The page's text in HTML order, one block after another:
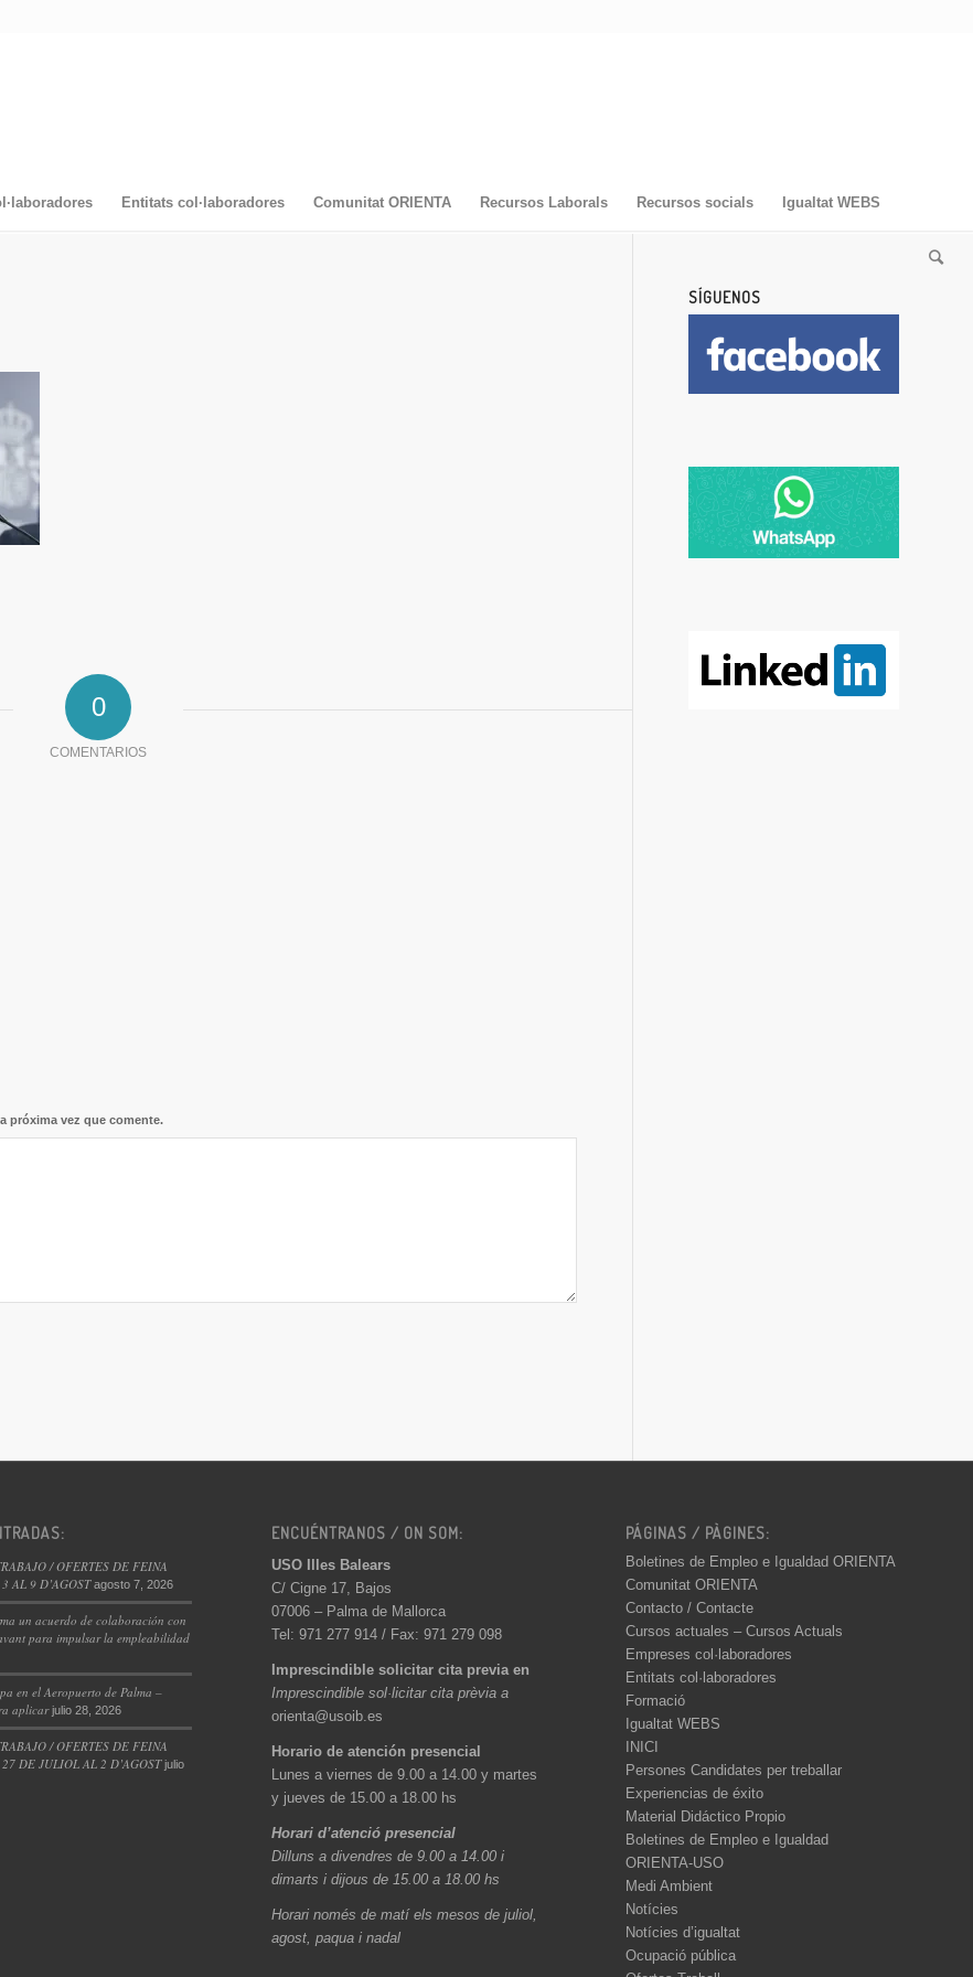
Entitats col·laboradores Comunitat ORIENTA Recursos Laborals Recursos socials Igualtat WEBS
0
COMENTARIOS
próxima vez que comente.
SÍGUENOS
/ OFERTES DE FEINA
AL 9 D’AGOST agosto 7, 2026
un acuerdo de colaboración con
para impulsar la empleabilidad
en el Aeropuerto de Palma –
aplicar julio 28, 2026
/ OFERTES DE FEINA
DE JULIOL AL 2 D’AGOST julio
ENCUÉNTRANOS / ON SOM:
USO Illes Balears
C/ Cigne 17, Bajos
07006 – Palma de Mallorca
Tel: 971 277 914 / Fax: 971 279 098
Imprescindible solicitar cita previa en
Imprescindible sol·licitar cita prèvia a
orienta@usoib.es
Horario de atención presencial
Lunes a viernes de 9.00 a 14.00 y martes
y jueves de 15.00 a 18.00 hs
Horari d’atenció presencial
Dilluns a divendres de 9.00 a 14.00 i
dimarts i dijous de 15.00 a 18.00 hs
Horari només de matí els mesos de juliol,
agost, paqua i nadal
PÁGINAS / PÀGINES:
Boletines de Empleo e Igualdad ORIENTA
Comunitat ORIENTA
Contacto / Contacte
Cursos actuales – Cursos Actuals
Empreses col·laboradores
Entitats col·laboradores
Formació
Igualtat WEBS
INICI
Persones Candidates per treballar
Experiencias de éxito
Material Didáctico Propio
Boletines de Empleo e Igualdad
ORIENTA-USO
Medi Ambient
Notícies
Notícies d’igualtat
Ocupació pública